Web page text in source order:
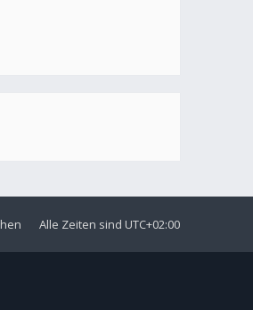
Alle Zeiten sind UTC+02:00